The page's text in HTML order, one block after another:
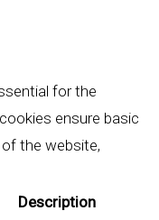
for the
ensure basic
the website,
Description